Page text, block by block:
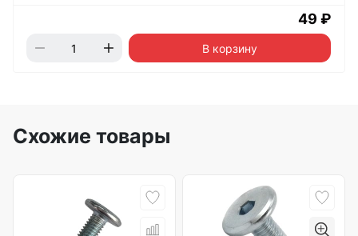
49 ₽
В корзину
Схожие товары